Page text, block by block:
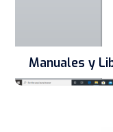
Manuales y